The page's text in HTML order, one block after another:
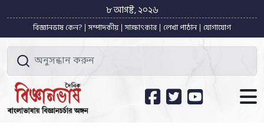
৮ আগষ্ট, ২০২৬
বিজ্ঞানভাষ কেন? সম্পাদকীয় সাক্ষাৎকার লেখা পাঠান যোগাযোগ